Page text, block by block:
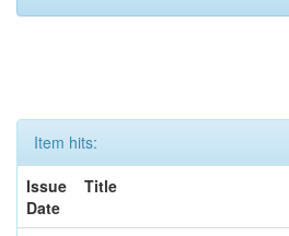
Item hits:
Issue
Date
Title